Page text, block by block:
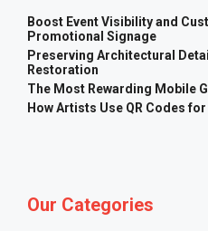
Boost Event Visibility and
Promotional Signage
Preserving Architectural
Restoration
The Most Rewarding Mobile
How Artists Use QR Codes
Our Categories